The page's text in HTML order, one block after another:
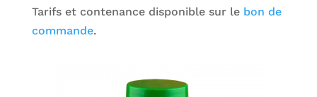
Tarifs et contenance disponible sur le bon de
commande.